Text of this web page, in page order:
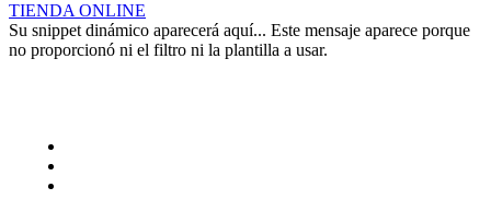
TIENDA ONLINE
Su snippet dinámico aparecerá aquí... Este mensaje aparece porque
no proporcionó ni el filtro ni la plantilla a usar.